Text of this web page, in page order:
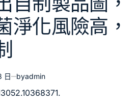
淨化風險高，
日 byadmin